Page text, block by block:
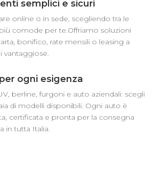
semplici e sicuri
online o in sede, scegliendo tra le
comode per te.Offriamo soluzioni
bonifico, rate mensili o leasing a
vantaggiose.
ogni esigenza
berline, furgoni e auto aziendali: scegli
di modelli disponibili. Ogni auto è
certificata e pronta per la consegna
in tutta Italia.